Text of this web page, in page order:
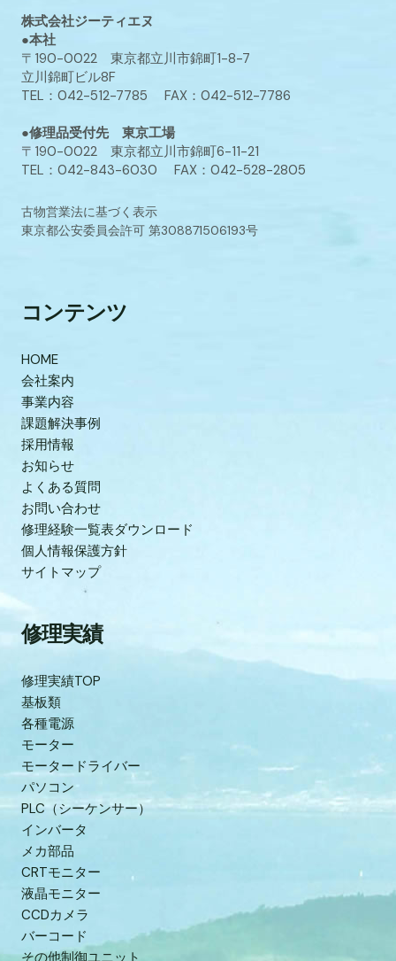
株式会社ジーティエヌ
●本社
〒190-0022 東京都立川市錦町1-8-7
立川錦町ビル8F
TEL：042-512-7785 FAX：042-512-7786
●修理品受付先 東京工場
〒190-0022 東京都立川市錦町6-11-21
TEL：042-843-6030 FAX：042-528-2805
古物営業法に基づく表示
東京都公安委員会許可 第308871506193号
コンテンツ
HOME
会社案内
事業内容
課題解決事例
採用情報
お知らせ
よくある質問
お問い合わせ
修理経験一覧表ダウンロード
個人情報保護方針
サイトマップ
修理実績
修理実績TOP
基板類
各種電源
モーター
モータードライバー
パソコン
PLC（シーケンサー）
インバータ
メカ部品
CRTモニター
液晶モニター
CCDカメラ
バーコード
その他制御ユニット